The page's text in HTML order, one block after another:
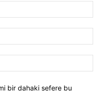
bir dahaki sefere bu